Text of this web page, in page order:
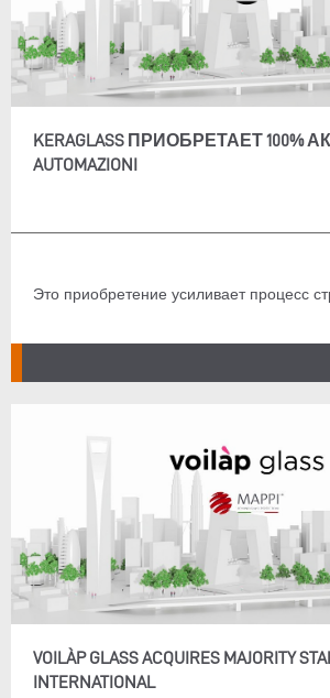
KERAGLASS ПРИОБРЕТАЕТ 100%
AUTOMAZIONI
Это приобретение усиливает процесс
VOILÀP GLASS ACQUIRES MAJORITY
INTERNATIONAL